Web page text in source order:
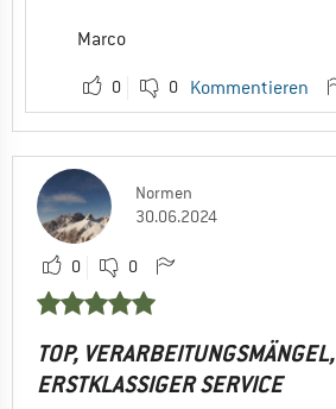
Marco
0 0 Kommentieren
Normen
30.06.2024
0 0
TOP, VERARBEITUNGSMÄNGEL,
ERSTKLASSIGER SERVICE